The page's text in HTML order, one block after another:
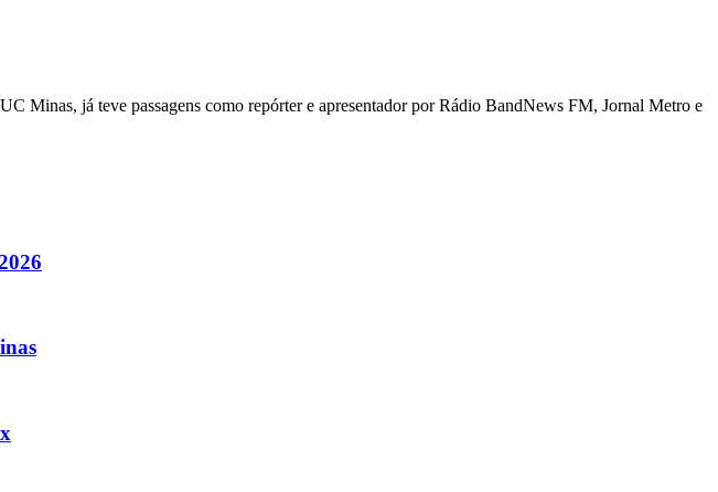
Minas, já teve passagens como repórter e apresentador por Rádio BandNews FM, Jornal Metro e